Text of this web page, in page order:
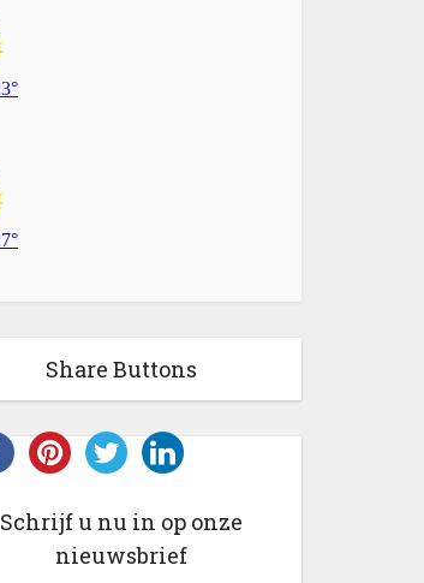
Share Buttons
Schrijf u nu in op onze
nieuwsbrief